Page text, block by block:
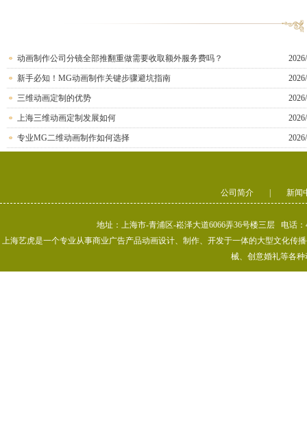
动画制作公司分镜全部推翻重做需要收取额外服务费吗？
新手必知！MG动画制作关键步骤避坑指南
三维动画定制的优势
上海三维动画定制发展如何
专业MG二维动画制作如何选择
公司简介 新闻
地址：上海市-青浦区-崧泽大道6066弄36号楼三层 电话
上海艺虎是一个专业从事商业广告产品动画设计、制作、开发于一体的大型文化传
械、创意婚礼等各